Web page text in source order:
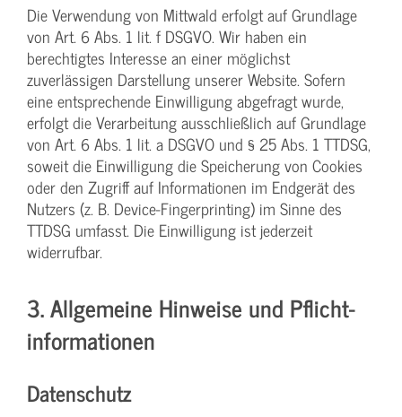
Die Verwendung von Mittwald erfolgt auf Grundlage
von Art. 6 Abs. 1 lit. f DSGVO. Wir haben ein
berechtigtes Interesse an einer möglichst
zuverlässigen Darstellung unserer Website. Sofern
eine entsprechende Einwilligung abgefragt wurde,
erfolgt die Verarbeitung ausschließlich auf Grundlage
von Art. 6 Abs. 1 lit. a DSGVO und § 25 Abs. 1 TTDSG,
soweit die Einwilligung die Speicherung von Cookies
oder den Zugriff auf Informationen im Endgerät des
Nutzers (z. B. Device-Fingerprinting) im Sinne des
TTDSG umfasst. Die Einwilligung ist jederzeit
widerrufbar.
3. Allgemeine Hinweise und Pflicht­
informationen
Datenschutz